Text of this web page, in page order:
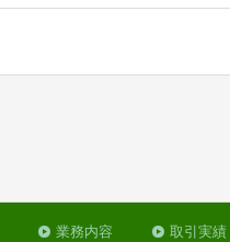
業務内容 取引実績